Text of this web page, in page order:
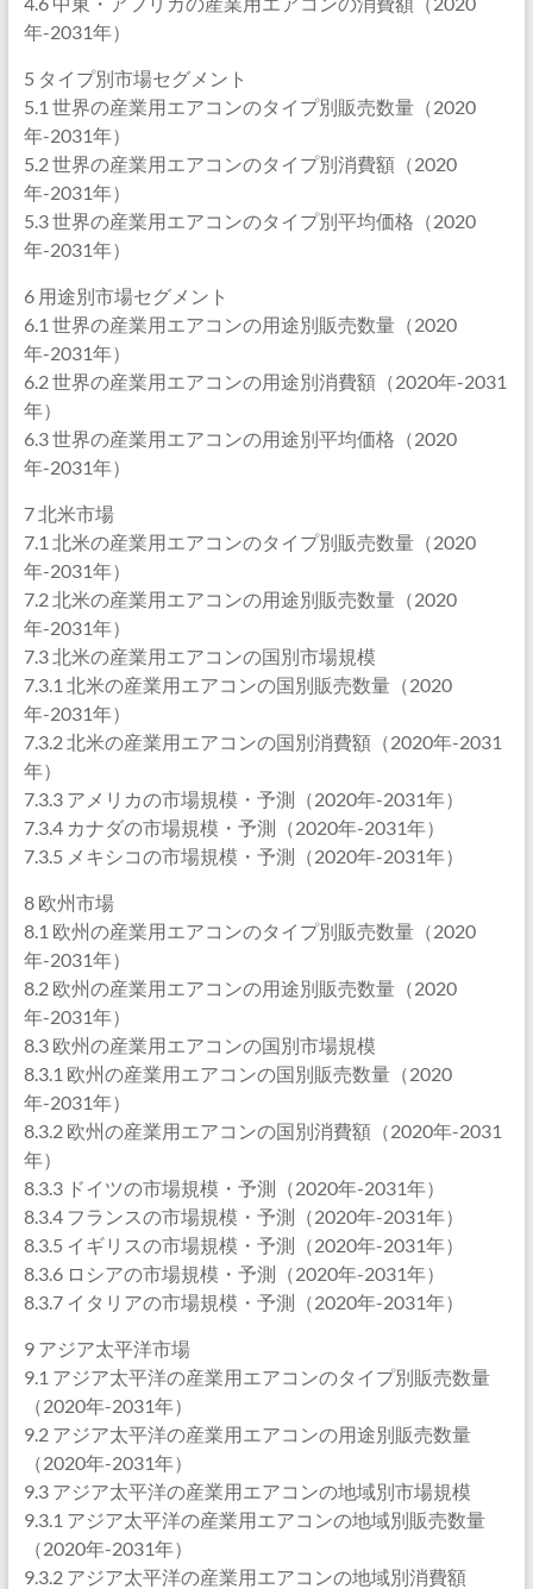
年-2031年）
5 タイプ別市場セグメント
5.1 世界の産業用エアコンのタイプ別販売数量（2020
年-2031年）
5.2 世界の産業用エアコンのタイプ別消費額（2020
年-2031年）
5.3 世界の産業用エアコンのタイプ別平均価格（2020
年-2031年）
6 用途別市場セグメント
6.1 世界の産業用エアコンの用途別販売数量（2020
年-2031年）
6.2 世界の産業用エアコンの用途別消費額（2020年-2031
年）
6.3 世界の産業用エアコンの用途別平均価格（2020
年-2031年）
7 北米市場
7.1 北米の産業用エアコンのタイプ別販売数量（2020
年-2031年）
7.2 北米の産業用エアコンの用途別販売数量（2020
年-2031年）
7.3 北米の産業用エアコンの国別市場規模
7.3.1 北米の産業用エアコンの国別販売数量（2020
年-2031年）
7.3.2 北米の産業用エアコンの国別消費額（2020年-2031
年）
7.3.3 アメリカの市場規模・予測（2020年-2031年）
7.3.4 カナダの市場規模・予測（2020年-2031年）
7.3.5 メキシコの市場規模・予測（2020年-2031年）
8 欧州市場
8.1 欧州の産業用エアコンのタイプ別販売数量（2020
年-2031年）
8.2 欧州の産業用エアコンの用途別販売数量（2020
年-2031年）
8.3 欧州の産業用エアコンの国別市場規模
8.3.1 欧州の産業用エアコンの国別販売数量（2020
年-2031年）
8.3.2 欧州の産業用エアコンの国別消費額（2020年-2031
年）
8.3.3 ドイツの市場規模・予測（2020年-2031年）
8.3.4 フランスの市場規模・予測（2020年-2031年）
8.3.5 イギリスの市場規模・予測（2020年-2031年）
8.3.6 ロシアの市場規模・予測（2020年-2031年）
8.3.7 イタリアの市場規模・予測（2020年-2031年）
9 アジア太平洋市場
9.1 アジア太平洋の産業用エアコンのタイプ別販売数量
（2020年-2031年）
9.2 アジア太平洋の産業用エアコンの用途別販売数量
（2020年-2031年）
9.3 アジア太平洋の産業用エアコンの地域別市場規模
9.3.1 アジア太平洋の産業用エアコンの地域別販売数量
（2020年-2031年）
9.3.2 アジア太平洋の産業用エアコンの地域別消費額